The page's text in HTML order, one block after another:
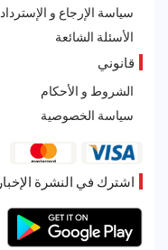
سياسة الإرجاع و الإسترداد
الأسئلة الشائعة
قانوني
الشروط و الأحكام
سياسة الخصوصية
اشترك في النشرة